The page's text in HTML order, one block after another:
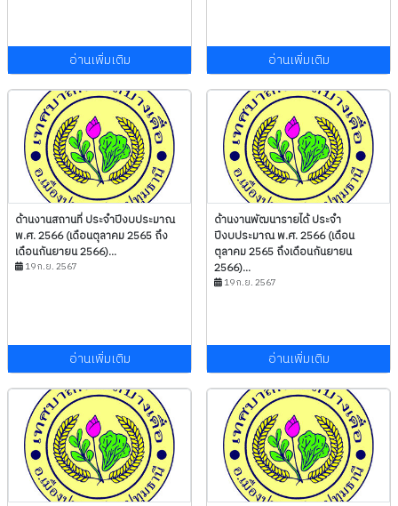
อ่านเพิ่มเติม อ่านเพิ่มเติม
ด้านงานสถานที่ ประจำปีงบประมาณ
พ.ศ. 2566 (เดือนตุลาคม 2565 ถึง
เดือนกันยายน 2566)...
19 ก.ย. 2567
อ่านเพิ่มเติม
ด้านงานพัฒนารายได้ ประจำ
ปีงบประมาณ พ.ศ. 2566 (เดือน
ตุลาคม 2565 ถึงเดือนกันยายน
2566)...
19 ก.ย. 2567
อ่านเพิ่มเติม